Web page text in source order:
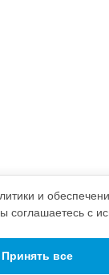
и
соглашаетесь с
Принять все